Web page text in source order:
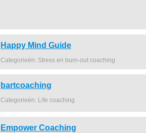
Happy Mind Guide
Categorieën: Stress en burn-out coaching
bartcoaching
Categorieën: Life coaching
Empower Coaching